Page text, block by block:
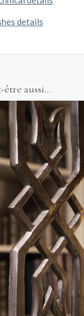
details
être aussi…